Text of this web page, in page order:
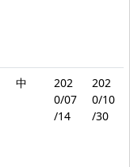
中
202
0/07
/14
202
0/10
/30